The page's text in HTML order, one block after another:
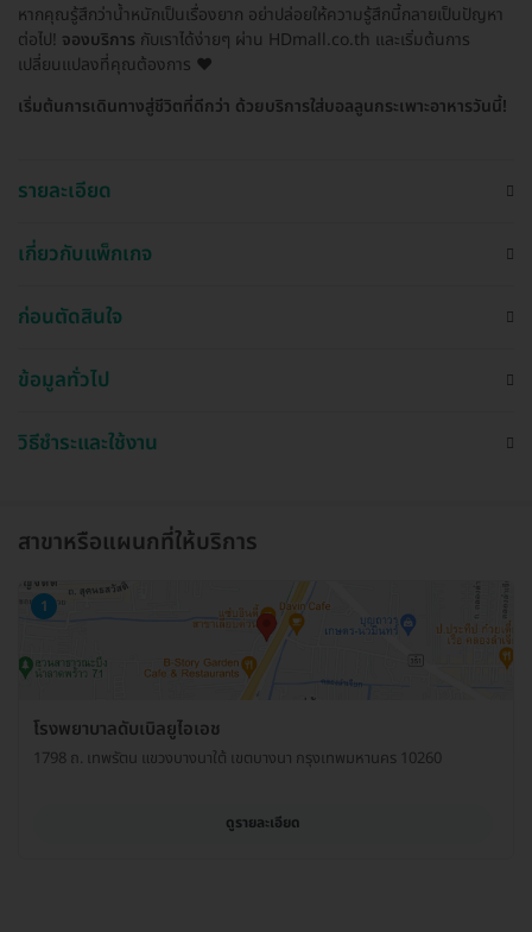
หากคุณรู้สึกว่าน้ำหนักเป็นเรื่องยาก อย่าปล่อยให้ความรู้สึกนี้กลายเป็นปัญหา
ต่อไป! จองบริการ กับเราได้ง่ายๆ ผ่าน HDmall.co.th และเริ่มต้นการ
เปลี่ยนแปลงที่คุณต้องการ ❤️
เริ่มต้นการเดินทางสู่ชีวิตที่ดีกว่า ด้วยบริการใส่บอลลูนกระเพาะอาหารวันนี้!
รายละเอียด
เกี่ยวกับแพ็กเกจ
ก่อนตัดสินใจ
ข้อมูลทั่วไป
วิธีชำระและใช้งาน
สาขาหรือแผนกที่ให้บริการ
1
โรงพยาบาลดับเบิลยูไอเอช
1798 ถ. เทพรัตน แขวงบางนาใต้ เขตบางนา กรุงเทพมหานคร 10260
ดูรายละเอียด